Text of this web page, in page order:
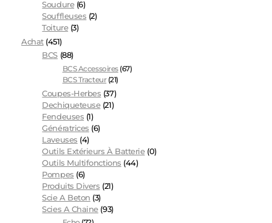
Soudure (6)
Souffleuses (2)
Toiture (3)
Achat (451)
BCS (88)
BCS Accessoires (67)
BCS Tracteur (21)
Coupes-Herbes (37)
Dechiqueteuse (21)
Fendeuses (1)
Génératrices (6)
Laveuses (4)
Outils Extérieurs À Batterie (0)
Outils Multifonctions (44)
Pompes (6)
Produits Divers (21)
Scie A Beton (3)
Scies A Chaine (93)